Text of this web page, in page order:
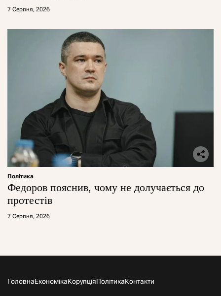
7 Серпня, 2026
Політика
Федоров пояснив, чому не долучається до
протестів
7 Серпня, 2026
ГоловнаЕкономікаКорупціяПолітикаКонтакти